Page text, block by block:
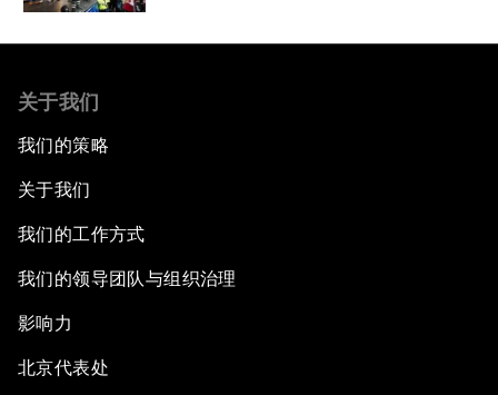
关于我们
我们的策略
关于我们
我们的工作方式
我们的领导团队与组织治理
影响力
北京代表处